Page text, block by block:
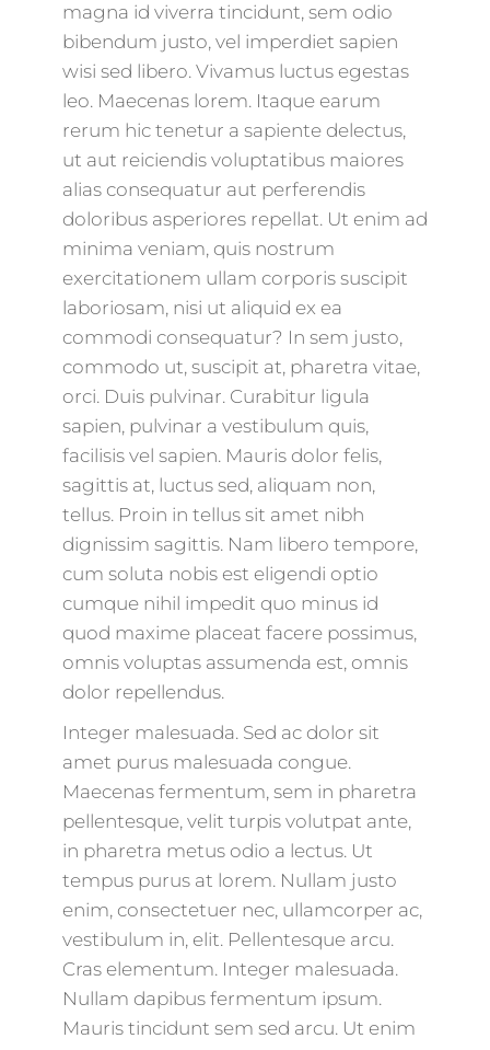
magna id viverra tincidunt, sem odio
bibendum justo, vel imperdiet sapien
wisi sed libero. Vivamus luctus egestas
leo. Maecenas lorem. Itaque earum
rerum hic tenetur a sapiente delectus,
ut aut reiciendis voluptatibus maiores
alias consequatur aut perferendis
doloribus asperiores repellat. Ut enim ad
minima veniam, quis nostrum
exercitationem ullam corporis suscipit
laboriosam, nisi ut aliquid ex ea
commodi consequatur? In sem justo,
commodo ut, suscipit at, pharetra vitae,
orci. Duis pulvinar. Curabitur ligula
sapien, pulvinar a vestibulum quis,
facilisis vel sapien. Mauris dolor felis,
sagittis at, luctus sed, aliquam non,
tellus. Proin in tellus sit amet nibh
dignissim sagittis. Nam libero tempore,
cum soluta nobis est eligendi optio
cumque nihil impedit quo minus id
quod maxime placeat facere possimus,
omnis voluptas assumenda est, omnis
dolor repellendus.
Integer malesuada. Sed ac dolor sit
amet purus malesuada congue.
Maecenas fermentum, sem in pharetra
pellentesque, velit turpis volutpat ante,
in pharetra metus odio a lectus. Ut
tempus purus at lorem. Nullam justo
enim, consectetuer nec, ullamcorper ac,
vestibulum in, elit. Pellentesque arcu.
Cras elementum. Integer malesuada.
Nullam dapibus fermentum ipsum.
Mauris tincidunt sem sed arcu. Ut enim